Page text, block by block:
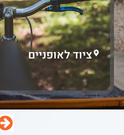
ציוד לאופניים